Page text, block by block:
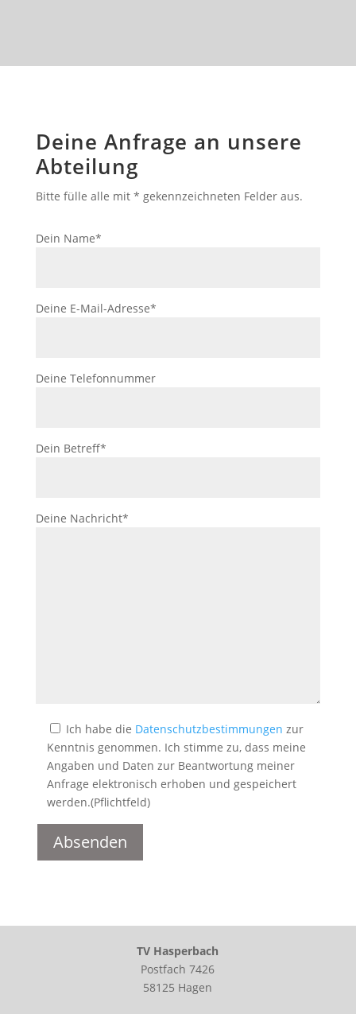
Deine Anfrage an unsere
Abteilung
Bitte fülle alle mit * gekennzeichneten Felder aus.
Dein Name*
Deine E-Mail-Adresse*
Deine Telefonnummer
Dein Betreff*
Deine Nachricht*
Ich habe die Datenschutzbestimmungen zur
Kenntnis genommen. Ich stimme zu, dass meine
Angaben und Daten zur Beantwortung meiner
Anfrage elektronisch erhoben und gespeichert
werden.(Pflichtfeld)
TV Hasperbach
Postfach 7426
58125 Hagen